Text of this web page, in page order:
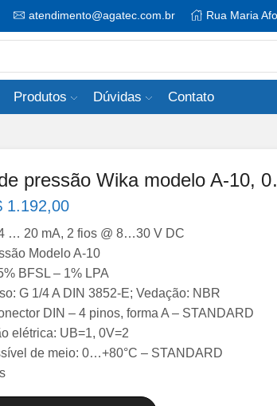
atendimento@agatec.com.br Rua Maria
input
Produtos Dúvidas Contato
pressão Wika modelo A-10,
1.250,00.
1.192,00O
atual
é:
R$ 1.192,00.
… 20 mA, 2 fios @ 8…30 V DC
Modelo A-10
BFSL – 1% LPA
G 1/4 A DIN 3852-E; Vedação: NBR
DIN – 4 pinos, forma A – STANDARD
elétrica: UB=1, 0V=2
de meio: 0…+80°C – STANDARD